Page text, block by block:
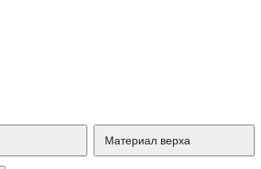
Материал верха